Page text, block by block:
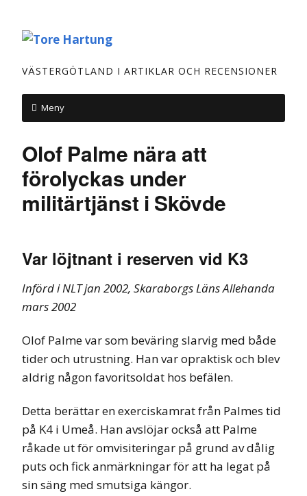
VÄSTERGÖTLAND I ARTIKLAR OCH RECENSIONER
Meny
Olof Palme nära att
förolyckas under
militärtjänst i Skövde
Var löjtnant i reserven vid K3
Införd i NLT jan 2002, Skaraborgs Läns Allehanda
mars 2002
Olof Palme var som beväring slarvig med både
tider och utrustning. Han var opraktisk och blev
aldrig någon favoritsoldat hos befälen.
Detta berättar en exerciskamrat från Palmes tid
på K4 i Umeå. Han avslöjar också att Palme
råkade ut för omvisiteringar på grund av dålig
puts och fick anmärkningar för att ha legat på
sin säng med smutsiga kängor.